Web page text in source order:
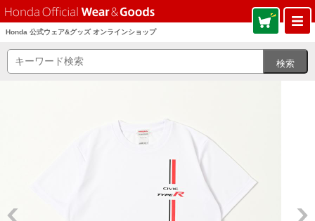
Honda 公式ウェア&グッズ オンラインショップ